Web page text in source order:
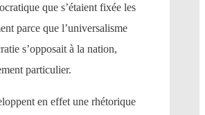
que s’étaient fixée les
parce que l’universalisme
s’opposait à la nation,
particulier.
en effet une rhétorique